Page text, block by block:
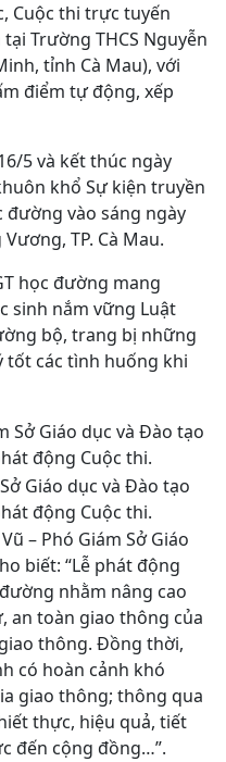
Cuộc thi trực tuyến
Trường THCS Nguyễn
tỉnh Cà Mau), với
điểm tự động, xếp
5 và kết thúc ngày
khổ Sự kiện truyền
vào sáng ngày
TP. Cà Mau.
học đường mang
sinh nắm vững Luật
bộ, trang bị những
tốt các tình huống khi
Giáo dục và Đào tạo
động Cuộc thi.
– Phó Giám Sở Giáo
biết: “Lễ phát động
nhằm nâng cao
an toàn giao thông của
thông. Đồng thời,
có hoàn cảnh khó
giao thông; thông qua
thực, hiệu quả, tiết
đến cộng đồng…”.